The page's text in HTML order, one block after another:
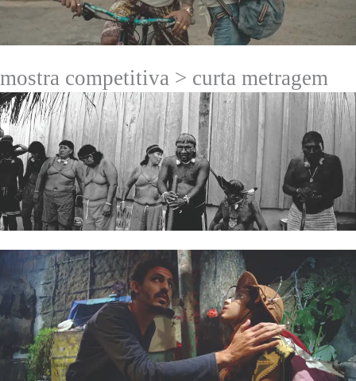
mostra competitiva > curta metragem